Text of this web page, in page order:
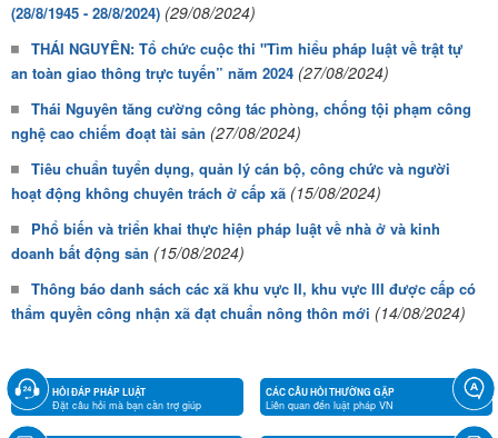
(28/8/1945 - 28/8/2024) (29/08/2024)
THÁI NGUYÊN: Tổ chức cuộc thi "Tìm hiểu pháp luật về trật tự
an toàn giao thông trực tuyến” năm 2024 (27/08/2024)
Thái Nguyên tăng cường công tác phòng, chống tội phạm công
nghệ cao chiếm đoạt tài sản (27/08/2024)
Tiêu chuẩn tuyển dụng, quản lý cán bộ, công chức và người
hoạt động không chuyên trách ở cấp xã (15/08/2024)
Phổ biến và triển khai thực hiện pháp luật về nhà ở và kinh
doanh bất động sản (15/08/2024)
Thông báo danh sách các xã khu vực II, khu vực III được cấp có
thẩm quyền công nhận xã đạt chuẩn nông thôn mới (14/08/2024)
HỎI ĐÁP PHÁP LUẬT
Đặt câu hỏi mà bạn cần trợ giúp
CÁC CÂU HỎI THƯỜNG GẶP
Liên quan đến luật pháp VN